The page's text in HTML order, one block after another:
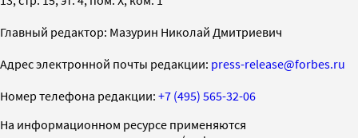
Главный редактор: Мазурин Николай Дмитриевич
Адрес электронной почты редакции: press-release@forbes.ru
Номер телефона редакции: +7 (495) 565-32-06
На информационном ресурсе применяются